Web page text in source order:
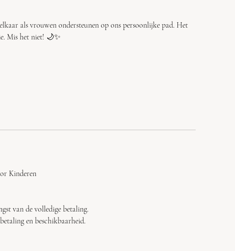
als vrouwen ondersteunen op ons persoonlijke pad. Het
Mis het niet! 🌙✨
Kinderen
van de volledige betaling.
en beschikbaarheid.